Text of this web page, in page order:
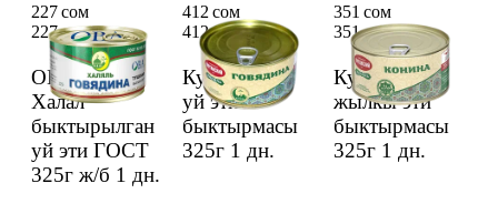
ОВА ж/с
Халал
быктырылган
уй эти ГОСТ
325г ж/б 1 дн.
227 сом
227 сом
Курганский
уй эти
быктырмасы
325г 1 дн.
412 сом
412 сом
Курганский
жылкы эти
быктырмасы
325г 1 дн.
351 сом
351 сом